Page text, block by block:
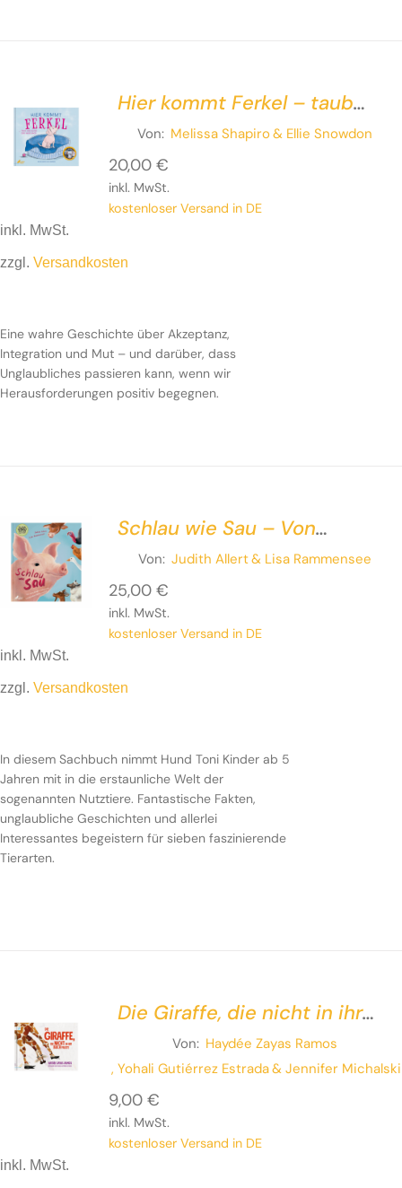
Hier kommt Ferkel – taub
und blind der Nase nach
Von: Melissa Shapiro& Ellie Snowdon
20,00 €
inkl. MwSt.
kostenloser Versand in DE
inkl. MwSt.
zzgl. Versandkosten
Eine wahre Geschichte über Akzeptanz,
Integration und Mut – und darüber, dass
Unglaubliches passieren kann, wenn wir
Herausforderungen positiv begegnen.
Schlau wie Sau – Von
sprechenden Schweinen,
kuschelnden Kühen und Co.
Von: Judith Allert& Lisa Rammensee
25,00 €
inkl. MwSt.
kostenloser Versand in DE
inkl. MwSt.
zzgl. Versandkosten
Nutztiere. Fantastische Fakten, unglaubliche
Geschichten und allerlei Interessantes begeistern für
sieben faszinierende Tierarten.
In diesem Sachbuch nimmt Hund Toni Kinder ab 5
Jahren mit in die erstaunliche Welt der
sogenannten Nutztiere. Fantastische Fakten,
unglaubliche Geschichten und allerlei
Interessantes begeistern für sieben faszinierende
Tierarten.
Die Giraffe, die nicht in ihr
Buch passte
Von: Haydée Zayas Ramos
, Yohali Gutiérrez Estrada& Jennifer Michalski
9,00 €
inkl. MwSt.
kostenloser Versand in DE
inkl. MwSt.